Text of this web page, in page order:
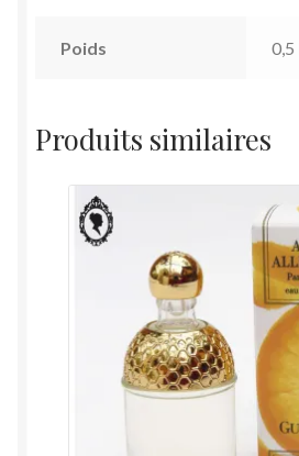
Poids 0,5
Produits similaires